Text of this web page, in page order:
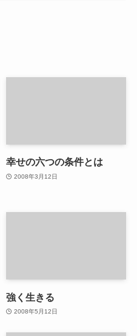
幸せの六つの条件とは
2008年3月12日
強く生きる
2008年5月12日